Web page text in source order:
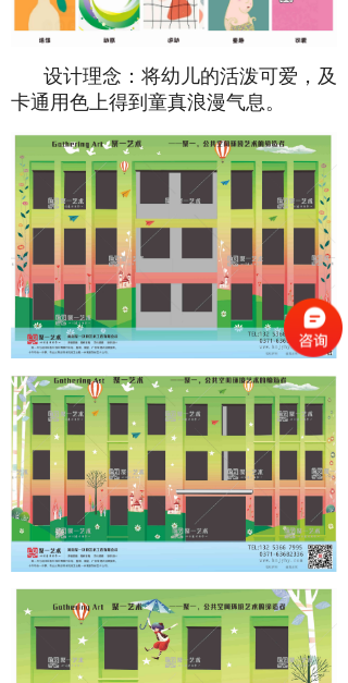
设计理念：将幼儿的活泼可爱，及
卡通用色上得到童真浪漫气息。